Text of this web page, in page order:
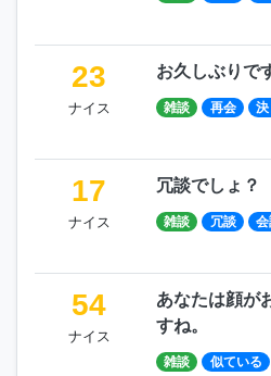
23
ナイス
お久しぶりで
雑談 再会
17
ナイス
冗談でしょ？
雑談 冗談
54
ナイス
あなたは顔が
すね。
雑談 似ている